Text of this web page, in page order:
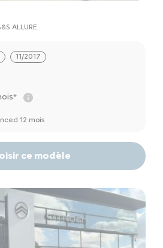
ALLURE
11/2017
12 mois
ce modèle